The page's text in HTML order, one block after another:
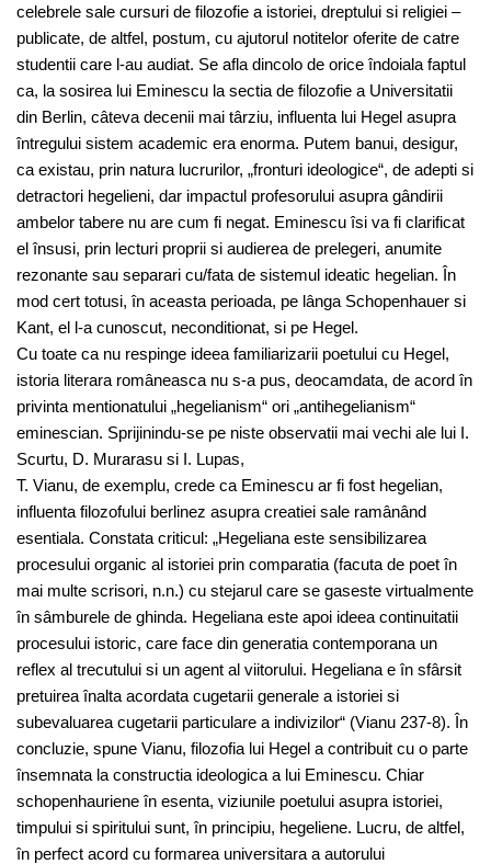
celebrele sale cursuri de filozofie a istoriei, dreptului si religiei –
publicate, de altfel, postum, cu ajutorul notitelor oferite de catre
studentii care l-au audiat. Se afla dincolo de orice îndoiala faptul
ca, la sosirea lui Eminescu la sectia de filozofie a Universitatii
din Berlin, câteva decenii mai târziu, influenta lui Hegel asupra
întregului sistem academic era enorma. Putem banui, desigur,
ca existau, prin natura lucrurilor, „fronturi ideologice“, de adepti si
detractori hegelieni, dar impactul profesorului asupra gândirii
ambelor tabere nu are cum fi negat. Eminescu îsi va fi clarificat
el însusi, prin lecturi proprii si audierea de prelegeri, anumite
rezonante sau separari cu/fata de sistemul ideatic hegelian. În
mod cert totusi, în aceasta perioada, pe lânga Schopenhauer si
Kant, el l-a cunoscut, neconditionat, si pe Hegel.
Cu toate ca nu respinge ideea familiarizarii poetului cu Hegel,
istoria literara româneasca nu s-a pus, deocamdata, de acord în
privinta mentionatului „hegelianism“ ori „antihegelianism“
eminescian. Sprijinindu-se pe niste observatii mai vechi ale lui I.
Scurtu, D. Murarasu si I. Lupas,
T. Vianu, de exemplu, crede ca Eminescu ar fi fost hegelian,
influenta filozofului berlinez asupra creatiei sale ramânând
esentiala. Constata criticul: „Hegeliana este sensibilizarea
procesului organic al istoriei prin comparatia (facuta de poet în
mai multe scrisori, n.n.) cu stejarul care se gaseste virtualmente
în sâmburele de ghinda. Hegeliana este apoi ideea continuitatii
procesului istoric, care face din generatia contemporana un
reflex al trecutului si un agent al viitorului. Hegeliana e în sfârsit
pretuirea înalta acordata cugetarii generale a istoriei si
subevaluarea cugetarii particulare a indivizilor“ (Vianu 237-8). În
concluzie, spune Vianu, filozofia lui Hegel a contribuit cu o parte
însemnata la constructia ideologica a lui Eminescu. Chiar
schopenhauriene în esenta, viziunile poetului asupra istoriei,
timpului si spiritului sunt, în principiu, hegeliene. Lucru, de altfel,
în perfect acord cu formarea universitara a autorului